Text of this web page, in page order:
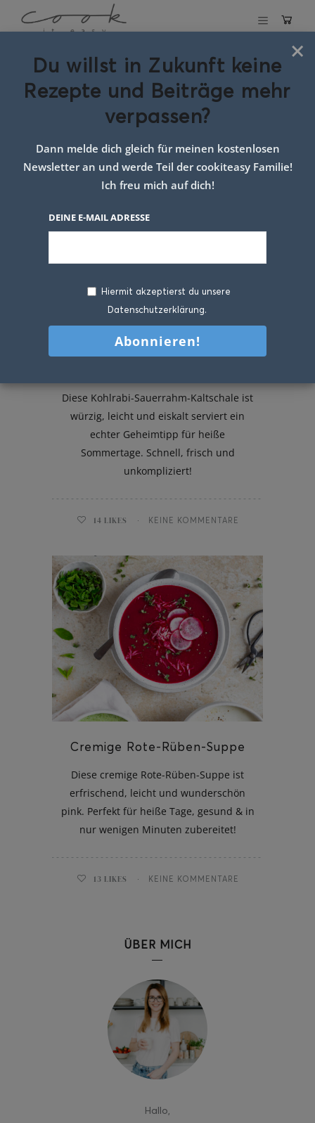
Eis am Stil
Schlagwort:
Gemüse kalt
servieren
Diese Kohlrabi-Sauerrahm-Kaltschale ist
würzig, leicht und eiskalt serviert ein
echter Geheimtipp für heiße
Sommertage. Schnell, frisch und
unkompliziert!
14 LIKES KEINE KOMMENTARE
Cremige Rote-Rüben-Suppe
Diese cremige Rote-Rüben-Suppe ist
erfrischend, leicht und wunderschön
pink. Perfekt für heiße Tage, gesund & in
nur wenigen Minuten zubereitet!
13 LIKES KEINE KOMMENTARE
ÜBER MICH
Hallo,
×
Du willst in Zukunft keine
Rezepte und Beiträge mehr
verpassen?
Dann melde dich gleich für meinen kostenlosen
Newsletter an und werde Teil der cookiteasy Familie!
Ich freu mich auf dich!
DEINE E-MAIL ADRESSE
Hiermit akzeptierst du unsere
Datenschutzerklärung.